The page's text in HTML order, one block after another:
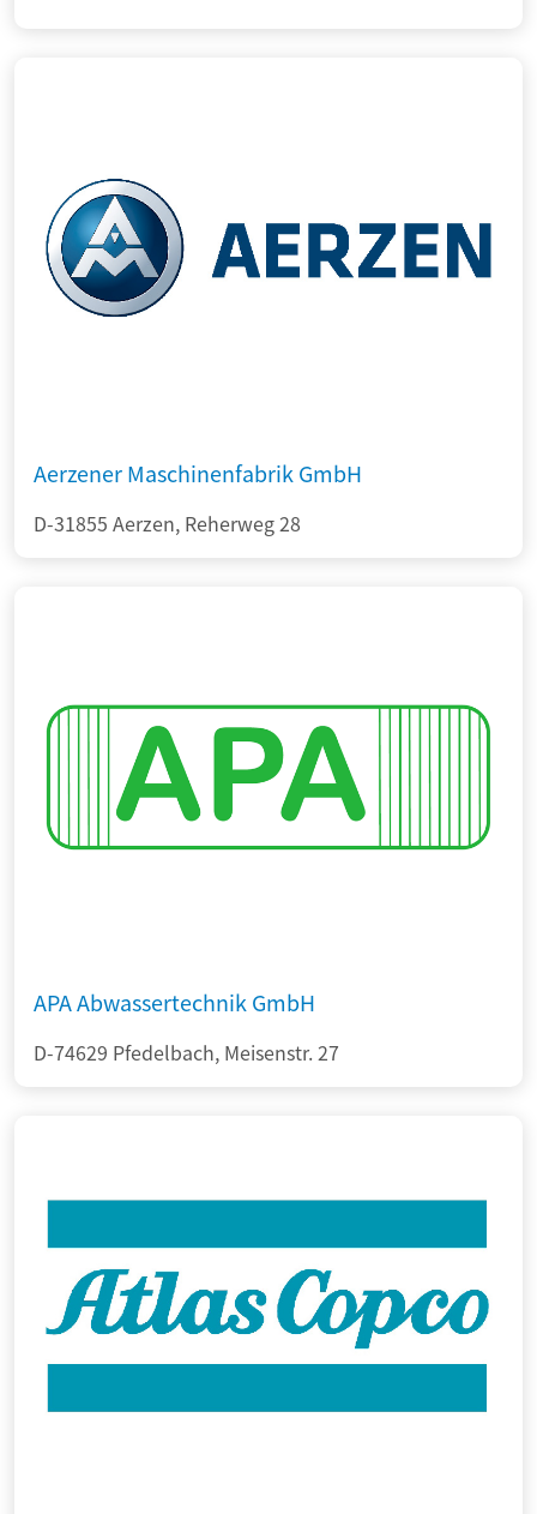
Aerzener Maschinenfabrik GmbH
D-31855 Aerzen, Reherweg 28
APA Abwassertechnik GmbH
D-74629 Pfedelbach, Meisenstr. 27